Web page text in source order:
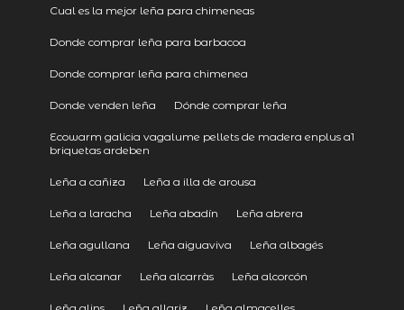
Cual es la mejor leña para chimeneas
Donde comprar leña para barbacoa
Donde comprar leña para chimenea
Donde venden leña Dónde comprar leña
Ecowarm galicia vagalume pellets de madera enplus a1
briquetas ardeben
Leña a cañiza Leña a illa de arousa
Leña a laracha Leña abadín Leña abrera
Leña agullana Leña aiguaviva Leña albagés
Leña alcanar Leña alcarràs Leña alcorcón
Leña alins Leña allariz Leña almacelles